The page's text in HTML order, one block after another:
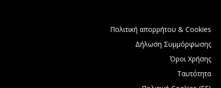
Πολιτική απορρήτου & Cookies
Δήλωση Συμμόρφωσης
Όροι Χρήσης
Ταυτότητα